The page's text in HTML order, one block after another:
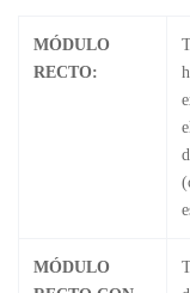
MÓDULO
RECTO:
MÓDULO